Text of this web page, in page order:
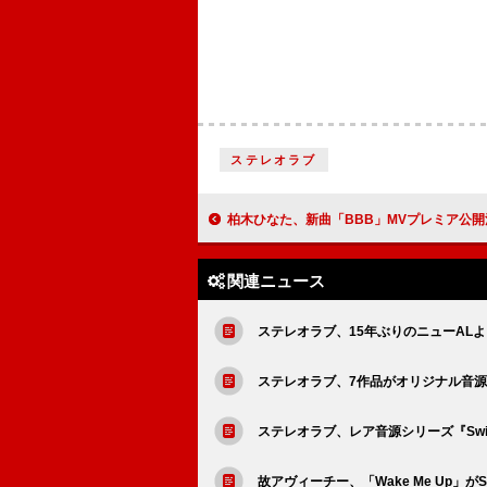
ステレオラブ
柏木ひなた、新曲「BBB」MVプレミア公開決定 2nd Album『幸音』収録楽曲解禁＆リリース記
関連ニュース
ステレオラブ、15年ぶりのニューAL
ステレオラブ、7作品がオリジナル音
ステレオラブ、レア音源シリーズ『
故アヴィーチー、「Wake Me Up」が